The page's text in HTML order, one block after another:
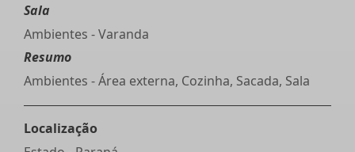
Sala
Ambientes - Varanda
Resumo
Ambientes - Área externa, Cozinha, Sacada, Sala
Localização